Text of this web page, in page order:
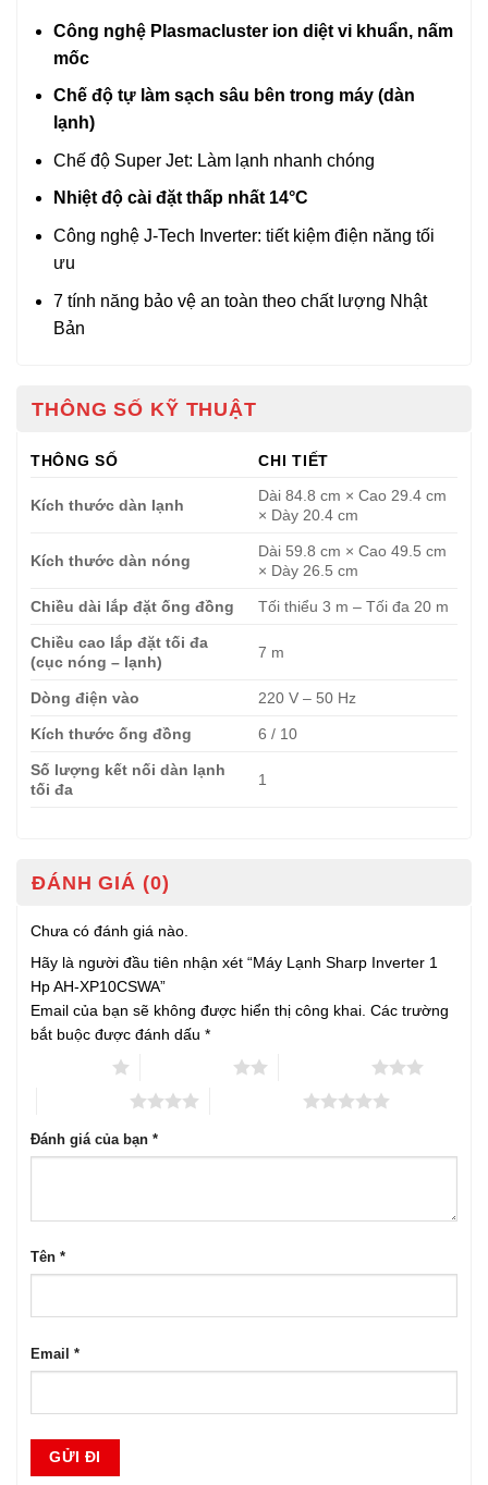
Công nghệ Plasmacluster ion diệt vi khuẩn, nấm
mốc
Chế độ tự làm sạch sâu bên trong máy (dàn
lạnh)
Chế độ Super Jet: Làm lạnh nhanh chóng
Nhiệt độ cài đặt thấp nhất 14°C
Công nghệ J-Tech Inverter: tiết kiệm điện năng tối
ưu
7 tính năng bảo vệ an toàn theo chất lượng Nhật
Bản
THÔNG SỐ KỸ THUẬT
THÔNG SỐ CHI TIẾT
Kích thước dàn lạnh
Dài 84.8 cm × Cao 29.4 cm
× Dày 20.4 cm
Kích thước dàn nóng
Dài 59.8 cm × Cao 49.5 cm
× Dày 26.5 cm
Chiều dài lắp đặt ống đồng Tối thiểu 3 m – Tối đa 20 m
Chiều cao lắp đặt tối đa
(cục nóng – lạnh)
7 m
Dòng điện vào 220 V – 50 Hz
Kích thước ống đồng 6 / 10
Số lượng kết nối dàn lạnh
tối đa
1
ĐÁNH GIÁ (0)
Chưa có đánh giá nào.
Hãy là người đầu tiên nhận xét “Máy Lạnh Sharp Inverter 1
Hp AH-XP10CSWA”
Email của bạn sẽ không được hiển thị công khai. Các trường
bắt buộc được đánh dấu *
Đánh giá của bạn *
Tên *
Email *